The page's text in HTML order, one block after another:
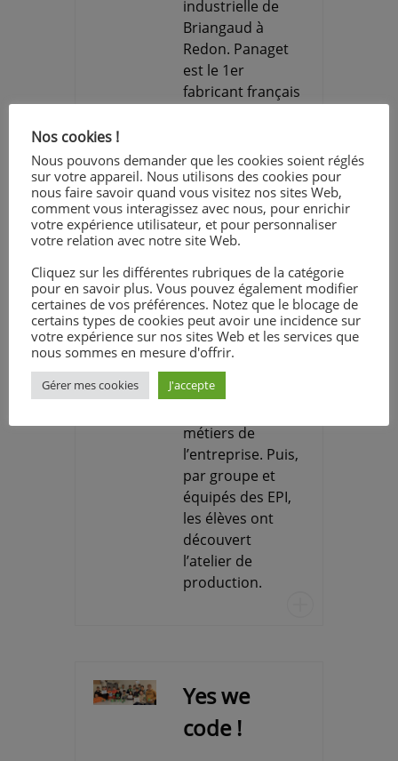
industrielle de
Briangaud à
Redon. Panaget
est le 1er
fabricant français
possède deux
sites de
production, l’un à
Bourgbarré
(maison mère) et
l’autre à Redon.
Mr Vignon,
responsable du
site de Redon,
nous a accueilli
et présenté
l’activité et les
métiers de
l’entreprise. Puis,
par groupe et
équipés des EPI,
les élèves ont
découvert
l’atelier de
production.
Yes we
code !
Nos cookies !
Nous pouvons demander que les cookies soient réglés
sur votre appareil. Nous utilisons des cookies pour
nous faire savoir quand vous visitez nos sites Web,
comment vous interagissez avec nous, pour enrichir
votre expérience utilisateur, et pour personnaliser
votre relation avec notre site Web.
Cliquez sur les différentes rubriques de la catégorie
pour en savoir plus. Vous pouvez également modifier
certaines de vos préférences. Notez que le blocage de
certains types de cookies peut avoir une incidence sur
votre expérience sur nos sites Web et les services que
nous sommes en mesure d'offrir.
Gérer mes cookies J'accepte